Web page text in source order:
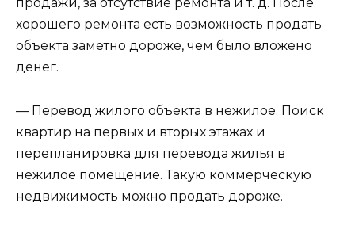
продажи, за отсутствие ремонта и т. д. После
хорошего ремонта есть возможность продать
объекта заметно дороже, чем было вложено
денег.
— Перевод жилого объекта в нежилое. Поиск
квартир на первых и вторых этажах и
перепланировка для перевода жилья в
нежилое помещение. Такую коммерческую
недвижимость можно продать дороже.